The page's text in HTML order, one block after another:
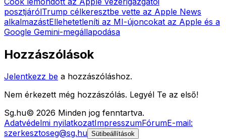
posztjárólTrump célkeresztbe vette az Apple News
alkalmazástEllehetetleníti az MI-újoncokat az Apple és a
Google Gemini-megállapodása
Hozzászólások
Jelentkezz be a hozzászóláshoz.
Nem érkezett még hozzászólás. Legyél Te az első!
Sg.hu© 2026 Minden jog fenntartva.
Adatvédelmi nyilatkozatImpresszumFórumE-mail:
szerkesztoseg@sg.hu Sütibeállítások